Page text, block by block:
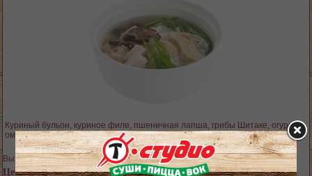
Куриный бульон, куриное филе, пшеничная лапша, грибы Шитаке, огурец,
омлет Тамаго
Выход блюда: 300 гр.
Цена 379 руб.